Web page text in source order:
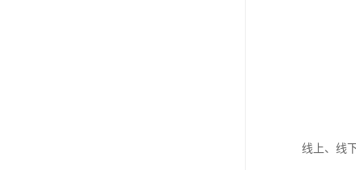
线上、线